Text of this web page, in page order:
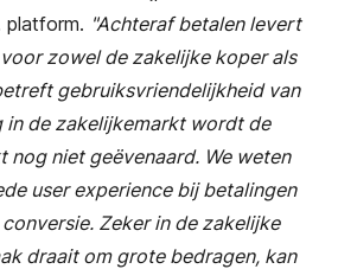
platform. "Achteraf betalen levert
zowel de zakelijke koper als
gebruiksvriendelijkheid van
in de zakelijkemarkt wordt de
nog niet geëvenaard. We weten
user experience bij betalingen
Zeker in de zakelijke
draait om grote bedragen, kan